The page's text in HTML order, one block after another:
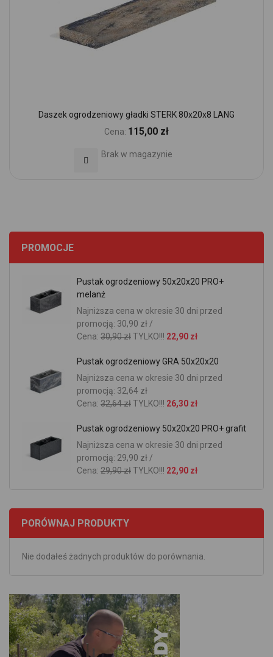
Daszek ogrodzeniowy gładki STERK 80x20x8 LANG
Cena: 115,00 zł
Brak w magazynie
Dodaj do Ulubionych
PROMOCJE
Pustak ogrodzeniowy 50x20x20 PRO+
melanż
Najniższa cena w okresie 30 dni przed
promocją: 30,90 zł /
Cena: 30,90 złTYLKO!!! 22,90 zł
Pustak ogrodzeniowy GRA 50x20x20
Najniższa cena w okresie 30 dni przed
promocją: 32,64 zł
Cena: 32,64 złTYLKO!!! 26,30 zł
Pustak ogrodzeniowy 50x20x20 PRO+ grafit
Najniższa cena w okresie 30 dni przed
promocją: 29,90 zł /
Cena: 29,90 złTYLKO!!! 22,90 zł
PORÓWNAJ PRODUKTY
Nie dodałeś żadnych produktów do porównania.